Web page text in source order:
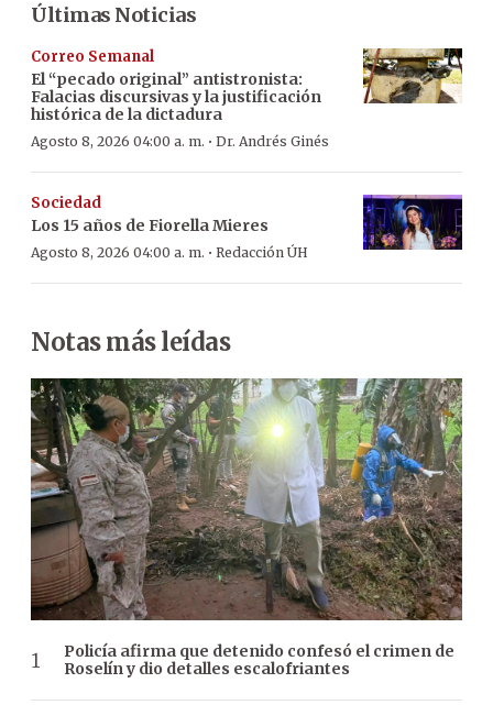
Últimas Noticias
Correo Semanal
El “pecado original” antistronista:
Falacias discursivas y la justificación
histórica de la dictadura
Agosto 8, 2026 04:00 a. m. · Dr. Andrés Ginés
Sociedad
Los 15 años de Fiorella Mieres
Agosto 8, 2026 04:00 a. m. · Redacción ÚH
Notas más leídas
Policía afirma que detenido confesó el crimen de
Roselín y dio detalles escalofriantes